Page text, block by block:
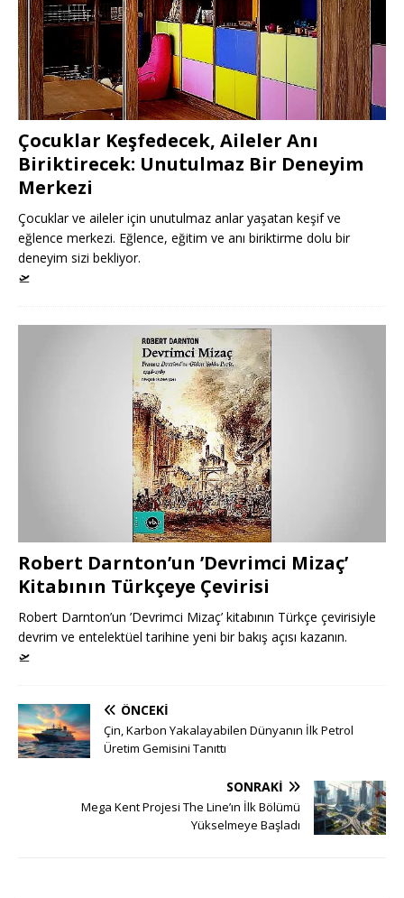
Çocuklar Keşfedecek, Aileler Anı
Biriktirecek: Unutulmaz Bir Deneyim
Merkezi
Çocuklar ve aileler için unutulmaz anlar yaşatan keşif ve
eğlence merkezi. Eğlence, eğitim ve anı biriktirme dolu bir
deneyim sizi bekliyor.
🛫
Robert Darnton’un ’Devrimci Mizaç’
Kitabının Türkçeye Çevirisi
Robert Darnton’un ’Devrimci Mizaç’ kitabının Türkçe çevirisiyle
devrim ve entelektüel tarihine yeni bir bakış açısı kazanın.
🛫
ÖNCEKI
Çin, Karbon Yakalayabilen Dünyanın İlk Petrol
Üretim Gemisini Tanıttı
SONRAKI
Mega Kent Projesi The Line’ın İlk Bölümü
Yükselmeye Başladı